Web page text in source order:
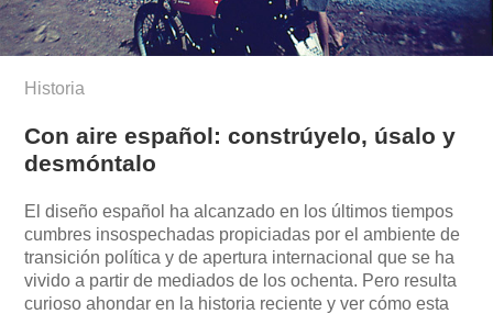
Historia
Con aire español: constrúyelo, úsalo y
desmóntalo
El diseño español ha alcanzado en los últimos tiempos
cumbres insospechadas propiciadas por el ambiente de
transición política y de apertura internacional que se ha
vivido a partir de mediados de los ochenta. Pero resulta
curioso ahondar en la historia reciente y ver cómo esta